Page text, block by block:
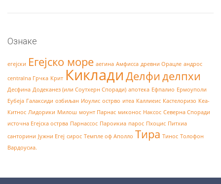
Ознаке
егејски Егејско море аегина Амфисса древни Орацле андрос
centralna Грчка Крит Киклади Делфи делпхи
Десфина Додеканез (или Соутхерн Споради) апотека Ефпалио Ермоуполи
Еубеја Галаксиди озбиљан Иоулис острво итеа Каллиеис Кастелоризо Кеа-
Китнос Лидорики Милош моунт Парнас миконос Наксос Северна Споради
источна Егејска острва Парнассос Пароикиа парос Пхоцис Питхиа
санторини Јужни Егеј сирос Темпле оф Аполло Тира Тинос Толофон
Вардоусиа.